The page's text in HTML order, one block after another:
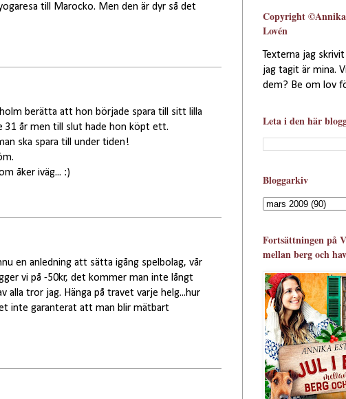
till Marocko. Men den är dyr så det
berätta att hon började spara till sitt lilla
31 år men till slut hade hon köpt ett.
ska spara till under tiden!
åker iväg... :)
en anledning att sätta igång spelbolag, vår
vi på -50kr, det kommer man inte långt
alla tror jag. Hänga på travet varje helg...hur
inte garanterat att man blir mätbart
Copyright ©Annika
Lovén
Texterna jag
jag tagit är mina.
dem? Be om lov
Leta i den här
Bloggarkiv
Fortsättningen på
mellan berg och hav